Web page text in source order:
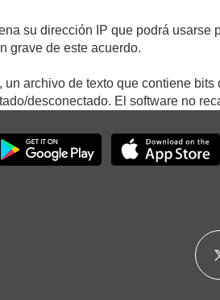
su dirección IP que podrá
grave de este acuerdo.
archivo de texto que contiene
desconectado. El software no